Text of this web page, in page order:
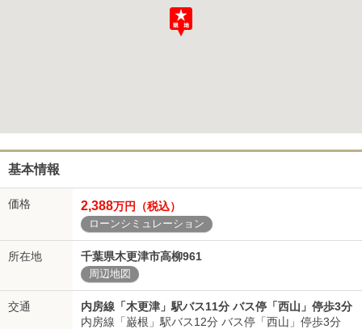
基本情報
価格 2,388万円（税込）
ローンシミュレーション
所在地 千葉県木更津市高柳961
周辺地図
交通
内房線「木更津」駅バス11分 バス停「西山」停歩3分
内房線「巌根」駅バス12分 バス停「西山」停歩3分